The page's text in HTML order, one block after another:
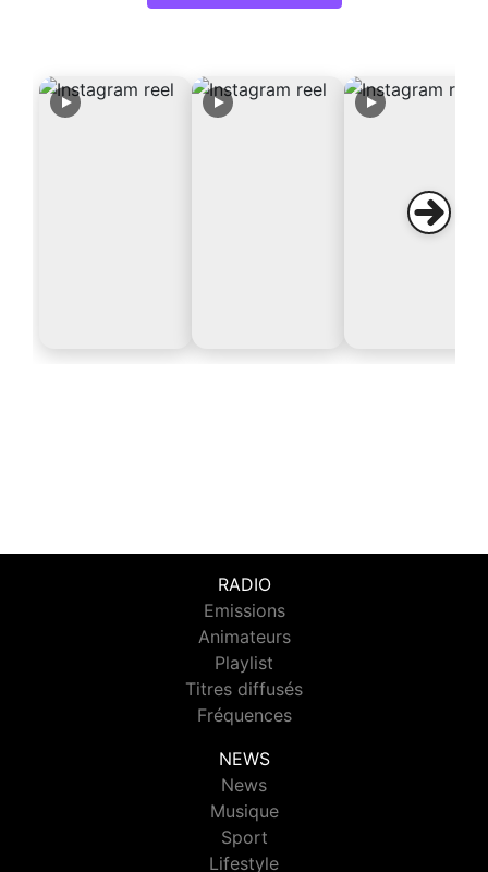
RADIO
Emissions
Animateurs
Playlist
Titres diffusés
Fréquences
NEWS
News
Musique
Sport
Lifestyle